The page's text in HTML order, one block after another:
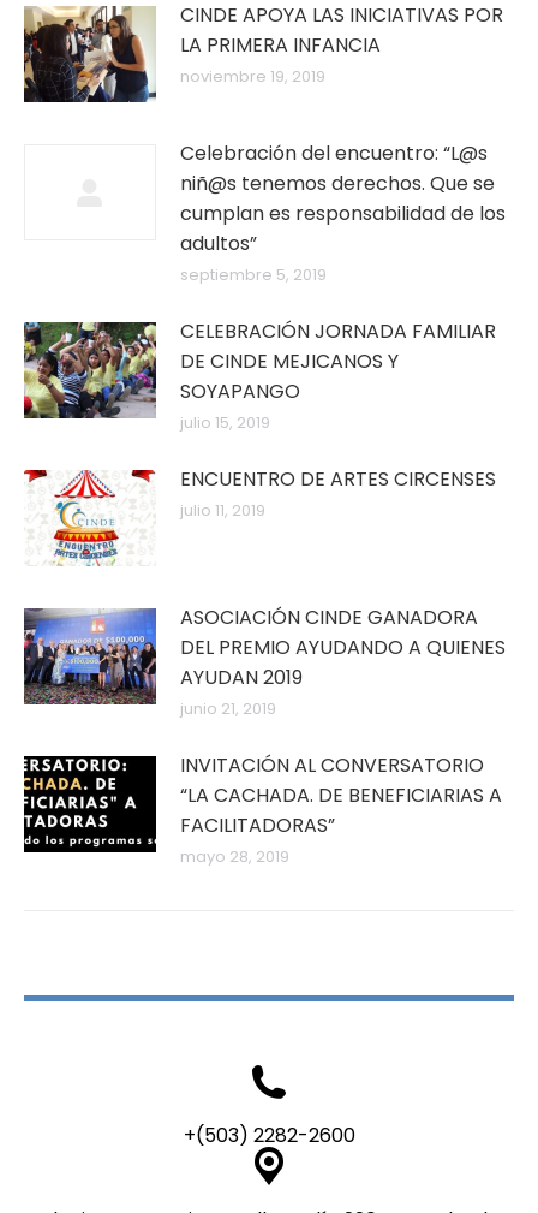
CINDE APOYA LAS INICIATIVAS POR
LA PRIMERA INFANCIA
noviembre 19, 2019
Celebración del encuentro: “L@s
niñ@s tenemos derechos. Que se
cumplan es responsabilidad de los
adultos”
septiembre 5, 2019
CELEBRACIÓN JORNADA FAMILIAR
DE CINDE MEJICANOS Y
SOYAPANGO
julio 15, 2019
ENCUENTRO DE ARTES CIRCENSES
julio 11, 2019
ASOCIACIÓN CINDE GANADORA
DEL PREMIO AYUDANDO A QUIENES
AYUDAN 2019
junio 21, 2019
INVITACIÓN AL CONVERSATORIO
“LA CACHADA. DE BENEFICIARIAS A
FACILITADORAS”
mayo 28, 2019
+(503) 2282-2600